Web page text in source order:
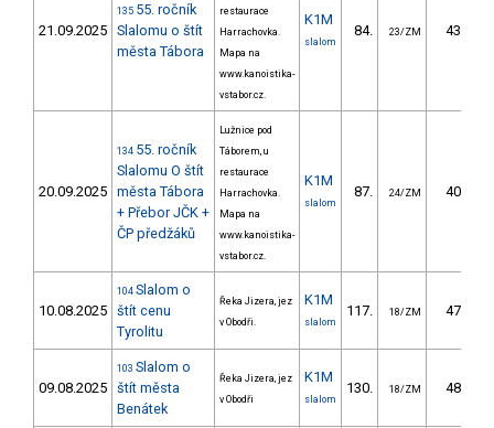
21.09.2025
135 55. ročník
Slalomu o štít
města Tábora
restaurace
Harrachovka.
Mapa na
www.kanoistika-
vstabor.cz.
K1M
slalom
84. 23/ZM 43.88
20.09.2025
134 55. ročník
Slalomu O štít
města Tábora
+ Přebor JČK +
ČP předžáků
Lužnice pod
Táborem, u
restaurace
Harrachovka.
Mapa na
www.kanoistika-
vstabor.cz.
K1M
slalom
87. 24/ZM 40.26
10.08.2025
104 Slalom o
štít cenu
Tyrolitu
Řeka Jizera, jez
v Obodři.
K1M
slalom
117. 18/ZM 47.94
09.08.2025
103 Slalom o
štít města
Benátek
Řeka Jizera, jez
v Obodři
K1M
slalom
130. 18/ZM 48.36